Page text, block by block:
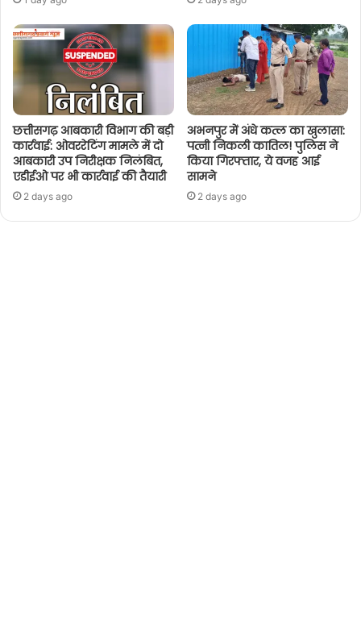
छत्तीसगढ़ आबकारी विभाग की बड़ी
कार्रवाई: ओवररेटिंग मामले में दो
आबकारी उप निरीक्षक निलंबित,
एडीईओ पर भी कार्रवाई की तैयारी
2 days ago
अभनपुर में अंधे कत्ल का खुलासा:
पत्नी निकली कातिल! पुलिस ने
किया गिरफ्तार, ये वजह आई
सामने
2 days ago